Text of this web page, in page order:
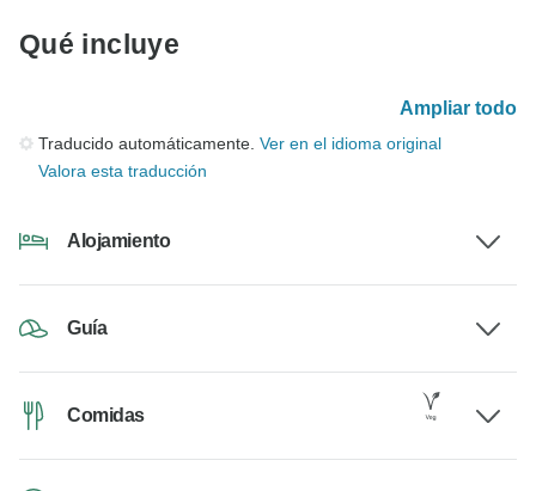
Qué incluye
Ampliar todo
Traducido automáticamente. Ver en el idioma original
Valora esta traducción
Alojamiento
Guía
Comidas